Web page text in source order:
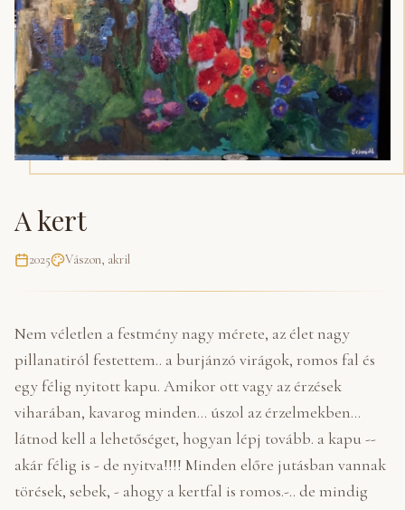
A kert
2025 Vászon, akril
Nem véletlen a festmény nagy mérete, az élet nagy
pillanatiról festettem.. a burjánzó virágok, romos fal és
egy félig nyitott kapu. Amikor ott vagy az érzések
viharában, kavarog minden... úszol az érzelmekben...
látnod kell a lehetőséget, hogyan lépj tovább. a kapu --
akár félig is - de nyitva!!!! Minden előre jutásban vannak
törések, sebek, - ahogy a kertfal is romos.-.. de mindig